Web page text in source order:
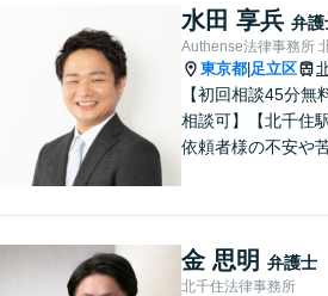
に対応可能。是非
にご相談ください
水田 享兵 弁護
Authense法律事務所
東京都 足立区
【初回相談45分無
相談可】【北千住
依頼者様の不安や
題解決後の人生も
ポートします。
金 思明 弁護士
北千住法律事務所